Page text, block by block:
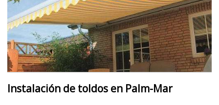
Instalación de toldos en Palm-Mar